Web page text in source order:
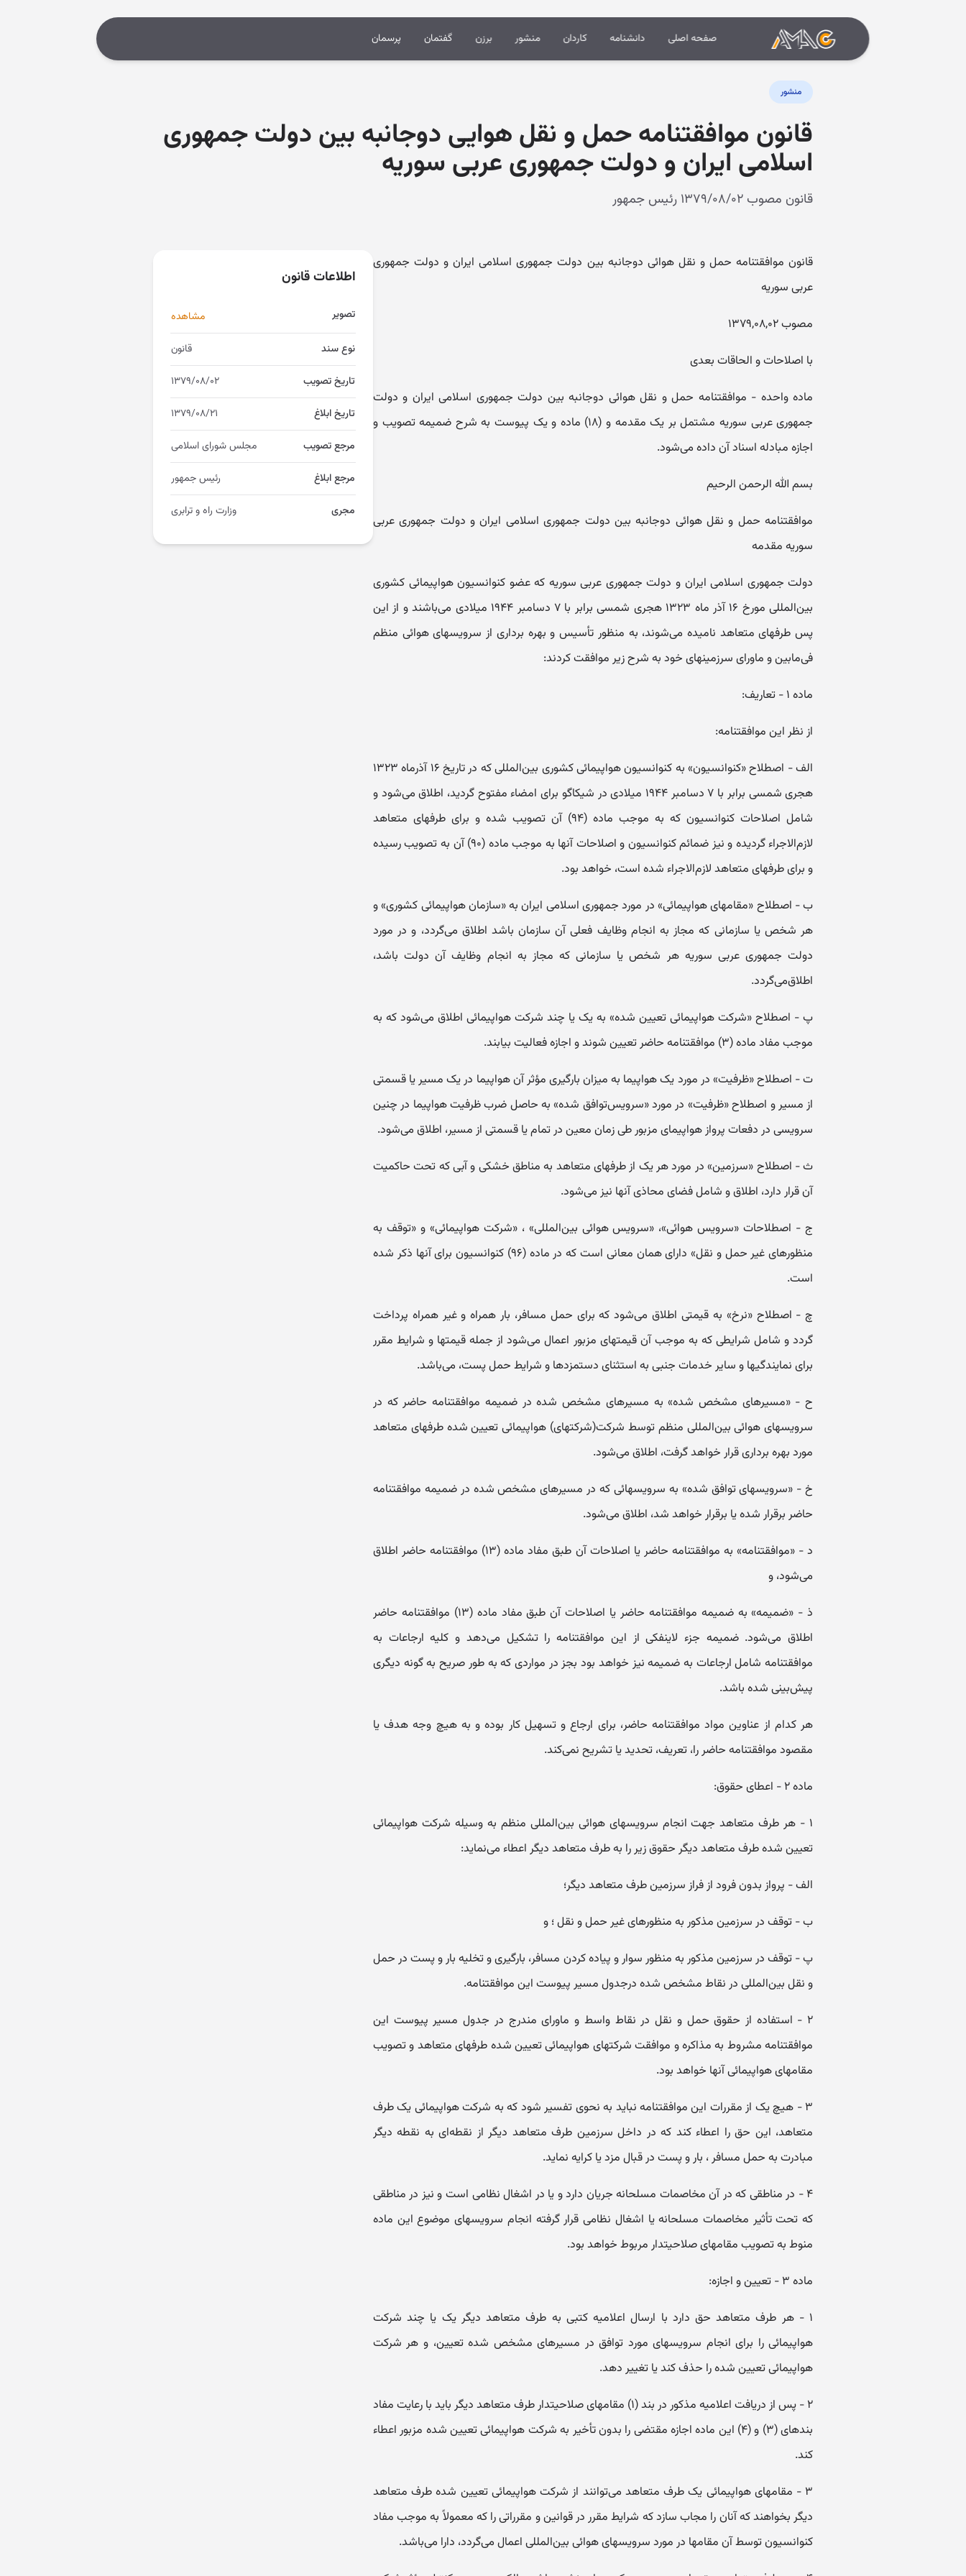
صفحه اصلی دانشنامه کاردان منشور برزن گفتمان پرسمان
منشور
قانون موافقتنامه حمل و نقل هوایی دوجانبه بین دولت جمهوری
اسلامی ایران و دولت جمهوری عربی سوریه
قانون مصوب ۱۳۷۹/۰۸/۰۲ رئیس جمهور
قانون موافقتنامه حمل و نقل هوائی دوجانبه بین دولت جمهوری اسلامی ایران و دولت جمهوری
عربی سوریه
مصوب ۱۳۷۹,۰۸,۰۲
با اصلاحات و الحاقات بعدی
ماده واحده - موافقتنامه حمل و نقل هوائی دوجانبه بین دولت جمهوری اسلامی ایران و دولت
جمهوری عربی سوریه مشتمل بر یک مقدمه و (۱۸) ماده و یک پیوست به شرح ضمیمه تصویب و
اجازه مبادله اسناد آن داده می‌شود.
بسم الله الرحمن الرحیم
‌موافقتنامه حمل و نقل هوائی دوجانبه بین دولت جمهوری اسلامی ایران و دولت جمهوری عربی
سوریه مقدمه
‌دولت جمهوری اسلامی ایران و دولت جمهوری عربی سوریه که عضو کنوانسیون هواپیمائی کشوری
بین‌المللی مورخ ۱۶ آذر ماه ۱۳۲۳ هجری‌ شمسی برابر با ۷ دسامبر ۱۹۴۴ میلادی می‌باشند و از این
پس طرفهای متعاهد نامیده می‌شوند، به منظور تأسیس و بهره برداری از سرویسهای هوائی‌ منظم
فی‌مابین و ماورای سرزمینهای خود به شرح زیر موافقت کردند:
ماده ۱ - تعاریف:
‌از نظر این موافقتنامه:
‌الف - اصطلاح «‌کنوانسیون» به کنوانسیون هواپیمائی کشوری بین‌المللی که در تاریخ ۱۶ آذرماه ۱۳۲۳
هجری شمسی برابر با ۷ دسامبر ۱۹۴۴ میلادی ‌در شیکاگو برای امضاء مفتوح گردید، اطلاق می‌شود و
شامل اصلاحات کنوانسیون که به موجب ماده (۹۴) آن تصویب شده و برای طرفهای متعاهد
‌لازم‌الاجراء گردیده و نیز ضمائم کنوانسیون و اصلاحات آنها به موجب ماده (۹۰) آن به تصویب رسیده
و برای طرفهای متعاهد لازم‌الاجراء شده است،‌ خواهد بود.
ب - اصطلاح «‌مقامهای هواپیمائی» در مورد جمهوری اسلامی ایران به «‌سازمان هواپیمائی کشوری» و
هر شخص یا سازمانی که مجاز به انجام وظایف ‌فعلی آن سازمان باشد اطلاق می‌گردد، و در مورد
دولت جمهوری عربی سوریه هر شخص یا سازمانی که مجاز به انجام وظایف آن دولت باشد،
اطلاق‌می‌گردد.
پ - اصطلاح «شرکت هواپیمائی تعیین شده» به یک یا چند شرکت هواپیمائی اطلاق می‌شود که به
موجب مفاد ماده (۳) موافقتنامه حاضر تعیین شوند ‌و اجازه فعالیت بیابند.
ت - اصطلاح «‌ظرفیت» در مورد یک هواپیما به میزان بارگیری مؤثر آن هواپیما در یک مسیر یا قسمتی
از مسیر و اصطلاح «‌ظرفیت» در مورد «سرویس‌توافق شده» به حاصل ضرب ظرفیت هواپیما در چنین
سرویسی در دفعات پرواز هواپیمای مزبور طی زمان معین در تمام یا قسمتی از مسیر، اطلاق ‌می‌شود.
ث - اصطلاح «‌سرزمین» در مورد هر یک از طرفهای متعاهد به مناطق خشکی و آبی که تحت حاکمیت
آن قرار دارد، اطلاق و شامل فضای محاذی آنها ‌نیز می‌شود.
ج - اصطلاحات «‌سرویس هوائی»، «‌سرویس هوائی بین‌المللی» ، «‌شرکت هواپیمائی» و «‌توقف به
منظورهای غیر حمل و نقل» دارای همان معانی ‌است که در ماده (۹۶) کنوانسیون برای آنها ذکر شده
است.
چ - اصطلاح «‌نرخ» به قیمتی اطلاق می‌شود که برای حمل مسافر، بار همراه و غیر همراه پرداخت
گردد و شامل شرایطی که به موجب آن قیمتهای‌ مزبور اعمال می‌شود از جمله قیمتها و شرایط مقرر
برای نمایندگیها و سایر خدمات جنبی به استثنای دستمزدها و شرایط حمل پست، می‌باشد.
ح - «‌مسیرهای مشخص شده» به مسیرهای مشخص شده در ضمیمه موافقتنامه حاضر که در
سرویسهای هوائی بین‌المللی منظم توسط شرکت(‌شرکتهای) هواپیمائی تعیین شده طرفهای متعاهد
مورد بهره برداری قرار خواهد گرفت، اطلاق می‌شود.
خ - «‌سرویسهای توافق شده» به سرویسهائی که در مسیرهای مشخص شده در ضمیمه موافقتنامه
حاضر برقرار شده یا برقرار خواهد شد، اطلاق ‌می‌شود.
‌د - «‌موافقتنامه» به موافقتنامه حاضر یا اصلاحات آن طبق مفاد ماده (۱۳) موافقتنامه حاضر اطلاق
می‌شود، و
‌ذ - «ضمیمه» به ضمیمه موافقتنامه حاضر یا اصلاحات آن طبق مفاد ماده (۱۳) موافقتنامه حاضر
اطلاق می‌شود. ضمیمه جزء لاینفکی از این موافقتنامه ‌را تشکیل می‌دهد و کلیه ارجاعات به
موافقتنامه شامل ارجاعات به ضمیمه نیز خواهد بود بجز در مواردی که به طور صریح به گونه دیگری
پیش‌بینی شده باشد.
‌هر کدام از عناوین مواد موافقتنامه حاضر، برای ارجاع و تسهیل کار بوده و به هیچ وجه هدف یا
مقصود موافقتنامه حاضر را، تعریف، تحدید یا تشریح‌ نمی‌کند.
ماده ۲ - اعطای حقوق:
۱ - هر طرف متعاهد جهت انجام سرویسهای هوائی بین‌المللی منظم به وسیله شرکت هواپیمائی
تعیین شده طرف متعاهد دیگر حقوق زیر را به طرف متعاهد دیگر اعطاء می‌نماید:
‌الف - پرواز بدون فرود از فراز سرزمین طرف متعاهد دیگر؛
ب - توقف در سرزمین مذکور به منظورهای غیر حمل و نقل ؛ و
پ - توقف در سرزمین مذکور به منظور سوار و پیاده کردن مسافر، بارگیری و تخلیه بار و پست در حمل
و نقل بین‌المللی در نقاط مشخص شده در‌جدول مسیر پیوست این موافقتنامه.
۲ - استفاده از حقوق حمل و نقل در نقاط واسط و ماورای مندرج در جدول مسیر پیوست این
موافقتنامه مشروط به مذاکره و موافقت شرکتهای هواپیمائی تعیین شده طرفهای متعاهد و تصویب
مقامهای هواپیمائی آنها خواهد بود.
۳ - هیچ یک از مقررات این موافقتنامه نباید به نحوی تفسیر شود که به شرکت هواپیمائی یک طرف
متعاهد، این حق را اعطاء کند که در داخل سرزمین طرف متعاهد دیگر از نقطه‌ای به نقطه دیگر
مبادرت به حمل مسافر ، بار و پست در قبال مزد یا کرایه نماید.
۴ - در مناطقی که در آن مخاصمات مسلحانه جریان دارد و یا در اشغال نظامی است و نیز در مناطقی
که تحت تأثیر مخاصمات مسلحانه یا اشغال نظامی قرار گرفته انجام سرویسهای موضوع این ماده
منوط به تصویب مقامهای صلاحیتدار مربوط خواهد بود.
ماده ۳ - تعیین و اجازه:
۱ - هر طرف متعاهد حق دارد با ارسال اعلامیه کتبی به طرف متعاهد دیگر یک یا چند شرکت
هواپیمائی را برای انجام سرویسهای مورد توافق در مسیرهای مشخص شده تعیین، و هر شرکت
هواپیمائی تعیین شده را حذف کند یا تغییر دهد.
۲ - پس از دریافت اعلامیه مذکور در بند (۱) مقامهای صلاحیتدار طرف متعاهد دیگر باید با رعایت مفاد
بندهای (۳) و (۴) این ماده اجازه مقتضی را بدون تأخیر به شرکت هواپیمائی تعیین شده مزبور اعطاء
کند.
۳ - مقامهای هواپیمائی یک طرف متعاهد می‌توانند از شرکت هواپیمائی تعیین شده طرف متعاهد
دیگر بخواهند که آنان را مجاب سازد که شرایط مقرر در قوانین و مقرراتی را که معمولاً به موجب مفاد
کنوانسیون توسط آن مقامها در مورد سرویسهای هوائی بین‌المللی اعمال می‌گردد، دارا می‌باشد.
اطلاعات قانون
تصویر مشاهده
نوع سند قانون
تاریخ تصویب ۱۳۷۹/۰۸/۰۲
تاریخ ابلاغ ۱۳۷۹/۰۸/۲۱
مرجع تصویب مجلس شورای اسلامی
مرجع ابلاغ رئیس جمهور
مجری وزارت راه و ترابری